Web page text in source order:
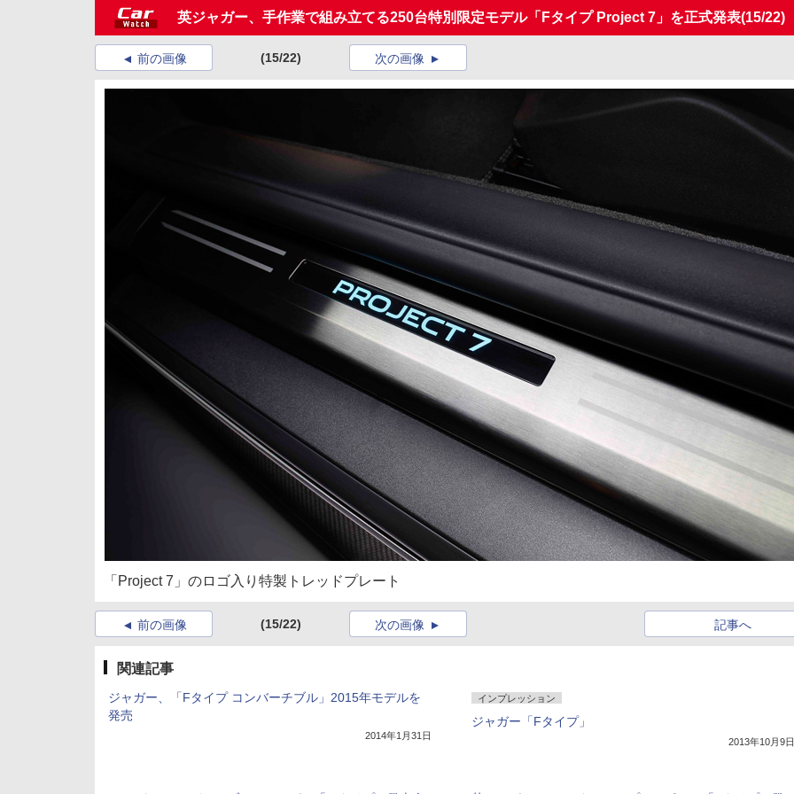
英ジャガー、手作業で組み立てる250台特別限定モデル「Fタイプ Project 7」を正式発表(15/22)
前の画像 (15/22) 次の画像
「Project 7」のロゴ入り特製トレッドプレート
前の画像 (15/22) 記事へ
次の画像
関連記事
ジャガー、「Fタイプ コンバーチブル」2015年モデルを
発売
2014年1月31日
インプレッション
ジャガー「Fタイプ」
2013年10月9日